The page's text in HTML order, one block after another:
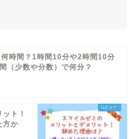
時間？1時間10分や2時間10分
（少数や分数）で何分？
ト！
方か